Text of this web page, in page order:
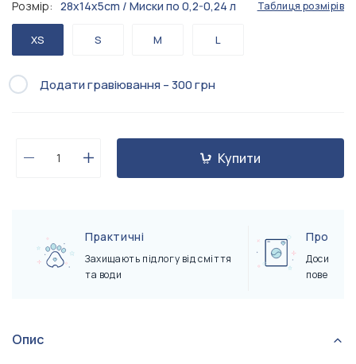
Розмір: 28x14x5cm / Миски по 0,2-0,24 л Таблиця розмірів
XS S M L
Додати гравіювання – 300 грн
Купити
Практичні
Захищають підлогу від сміття
та води
Прості
Досить
поверхню
Опис